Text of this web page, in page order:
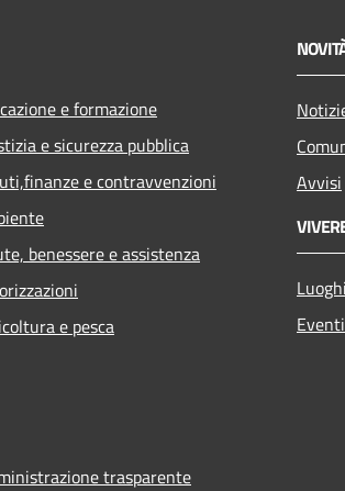
e formazione
e sicurezza pubblica
e contravvenzioni
benessere e assistenza
e pesca
Avvisi
Luoghi
Eventi
trasparente